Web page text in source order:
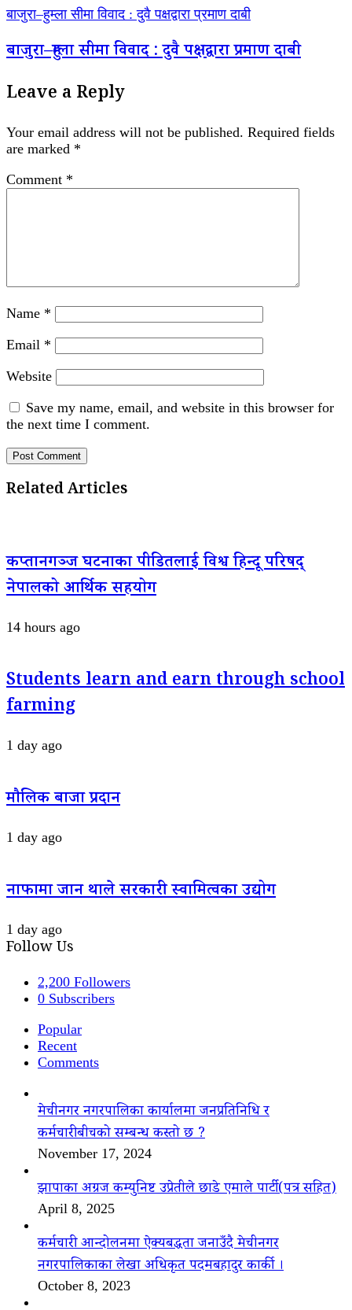
बाजुरा–हुम्ला सीमा विवाद : दुवै पक्षद्वारा प्रमाण दाबी
बाजुरा–हुम्ला सीमा विवाद : दुवै पक्षद्वारा प्रमाण दाबी
Leave a Reply
Your email address will not be published. Required fields
are marked *
Comment *
Name *
Email *
Website
Save my name, email, and website in this browser for
the next time I comment.
Related Articles
कप्तानगञ्ज घटनाका पीडितलाई विश्व हिन्दू परिषद्
नेपालको आर्थिक सहयोग
14 hours ago
Students learn and earn through school
farming
1 day ago
मौलिक बाजा प्रदान
1 day ago
नाफामा जान थाले सरकारी स्वामित्वका उद्योग
1 day ago
Follow Us
2,200 Followers
0 Subscribers
Popular
Recent
Comments
मेचीनगर नगरपालिका कार्यालमा जनप्रतिनिधि र
कर्मचारीबीचको सम्बन्ध कस्तो छ ?
November 17, 2024
झापाका अग्रज कम्युनिष्ट उप्रेतीले छाडे एमाले पार्टी(पत्र सहित)
April 8, 2025
कर्मचारी आन्दोलनमा ऐक्यबद्धता जनाउँदै मेचीनगर
नगरपालिकाका लेखा अधिकृत पदमबहादुर कार्की ।
October 8, 2023